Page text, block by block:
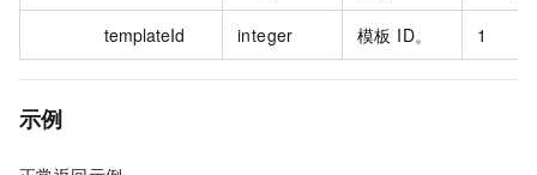
templateId integer 模板 ID。 1
示例